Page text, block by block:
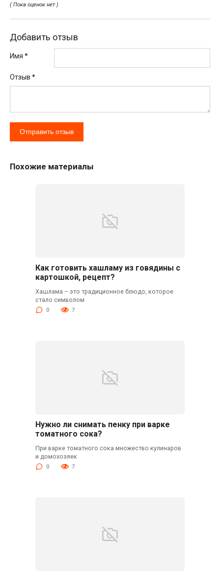
( Пока оценок нет )
Добавить отзыв
Имя *
Отзыв *
Похожие материалы
Как готовить хашламу из говядины с
картошкой, рецепт?
Хашлама – это традиционное блюдо, которое
стало символом
0 7
Нужно ли снимать пенку при варке
томатного сока?
При варке томатного сока множество кулинаров
и домохозяек
0 7